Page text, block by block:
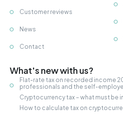
Customer reviews
News
Contact
What's new with us?
Flat-rate tax on recorded income
professionals and the self-
Cryptocurrency tax – what must be
How to calculate tax on